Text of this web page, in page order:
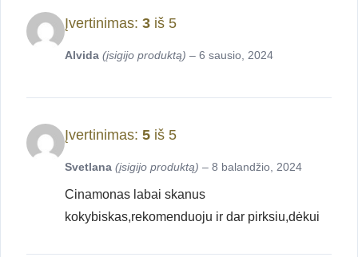
Įvertinimas: 3 iš 5
Alvida (įsigijo produktą) – 6 sausio, 2024
Įvertinimas: 5 iš 5
Svetlana (įsigijo produktą) – 8 balandžio, 2024
Cinamonas labai skanus
kokybiskas,rekomenduoju ir dar pirksiu,dėkui